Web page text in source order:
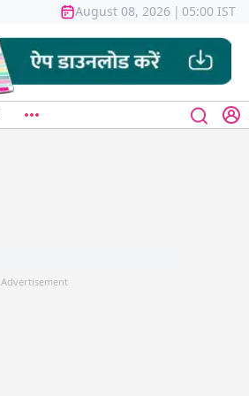
August 08, 2026 | 05:00 IST
Advertisement